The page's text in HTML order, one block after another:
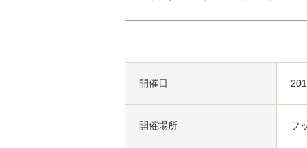
開催日
開催場所 フ